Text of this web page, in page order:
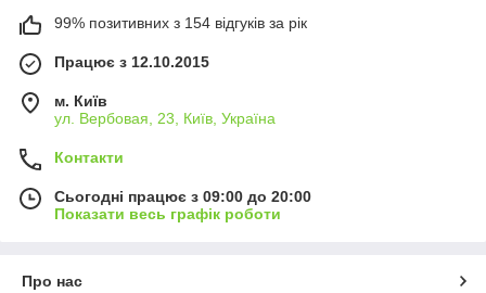
99% позитивних з 154 відгуків за рік
Працює з 12.10.2015
м. Київ
ул. Вербовая, 23, Київ, Україна
Контакти
Сьогодні працює з 09:00 до 20:00
Показати весь графік роботи
Про нас